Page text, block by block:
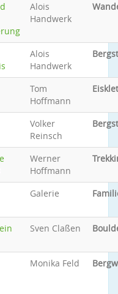
Alois
Handwerk
Alois
Handwerk
Tom
Hoffmann
Volker
Reinsch
Werner
Hoffmann
Galerie
Sven Claßen
Monika Feld